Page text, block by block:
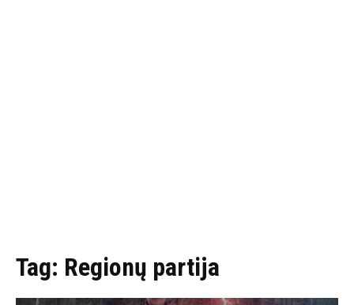
Tag: Regionų partija